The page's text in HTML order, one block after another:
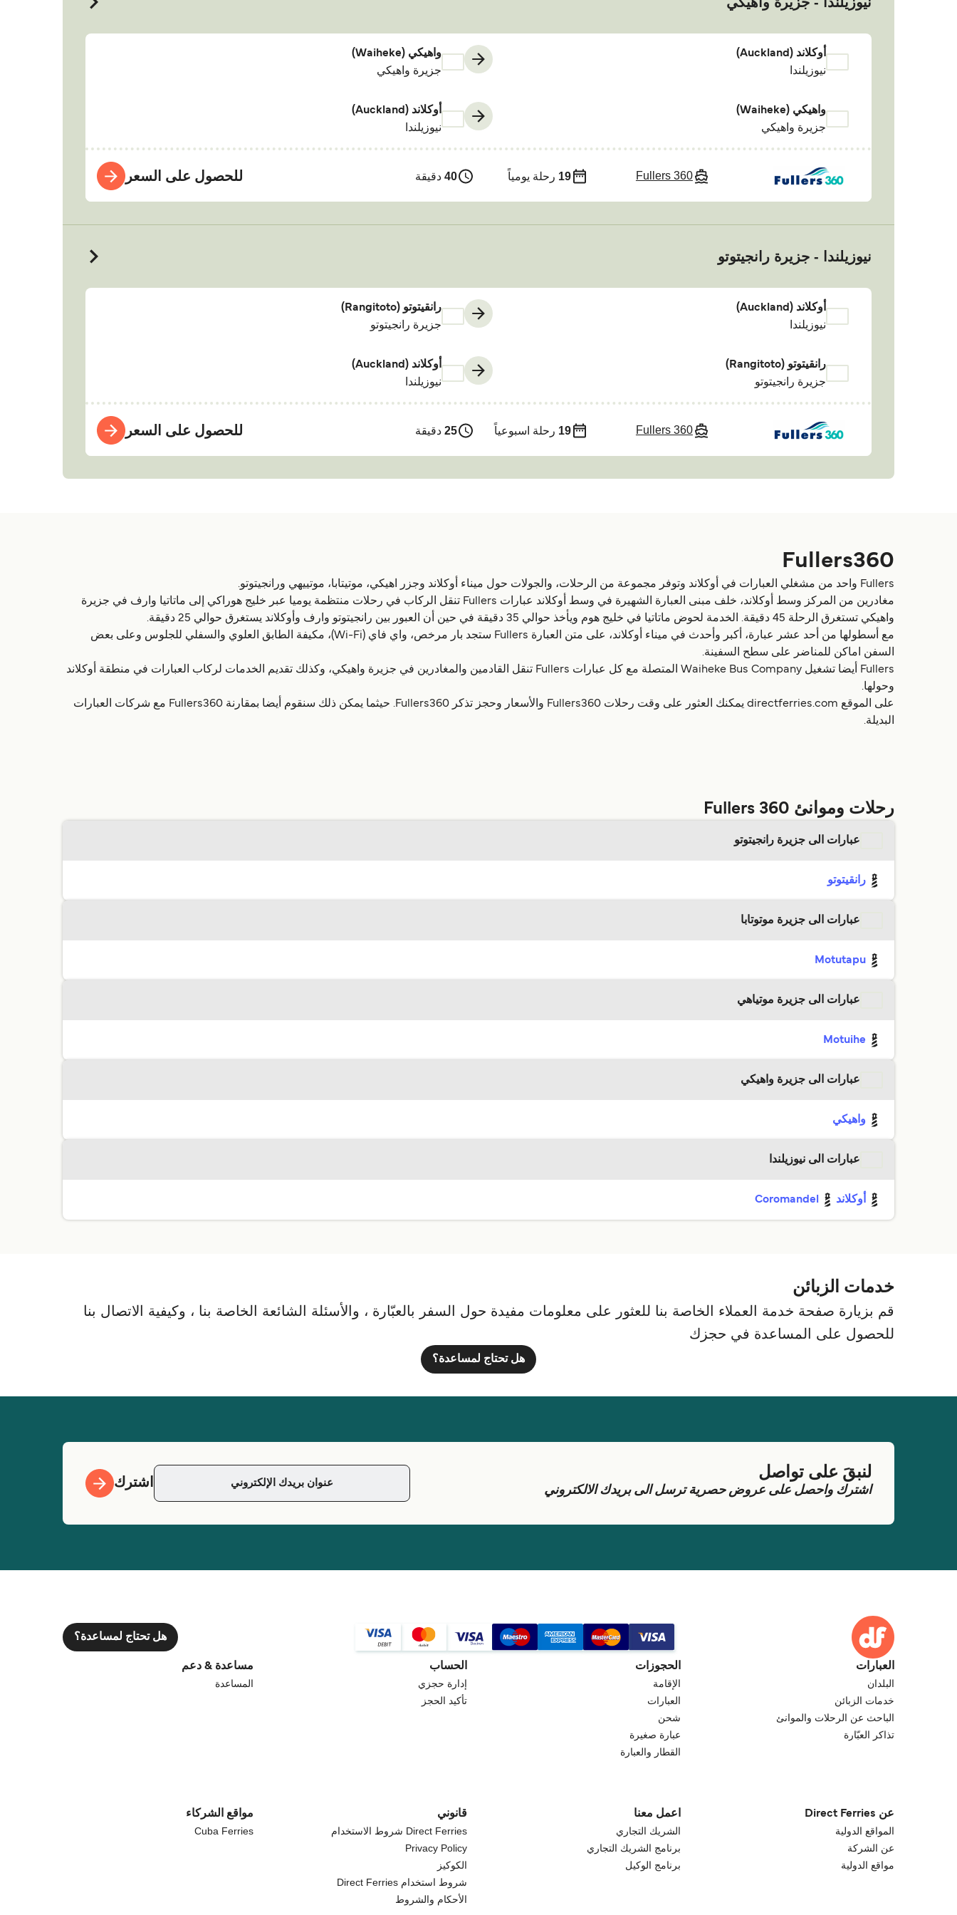
أوكلاند (Auckland)
نيوزيلندا
واهيكي (Waiheke)
جزيرة واهيكي
واهيكي (Waiheke)
جزيرة واهيكي
أوكلاند (Auckland)
نيوزيلندا
Fullers 360
19 رحلة يومياً 40 دقيقة للحصول على السعر
نيوزيلندا - جزيرة رانجيتوتو
أوكلاند (Auckland)
نيوزيلندا
رانقيتوتو (Rangitoto)
جزيرة رانجيتوتو
رانقيتوتو (Rangitoto)
جزيرة رانجيتوتو
أوكلاند (Auckland)
نيوزيلندا
Fullers 360
19 رحلة اسبوعياً 25 دقيقة للحصول على السعر
Fullers360
Fullers واحد من مشغلي العبارات في أوكلاند وتوفر مجموعة من الرحلات، والجولات حول ميناء أوكلاند وجزر اهيكي، موتيتابا، موتييهي ورانجيتوتو.
مغادرين من المركز وسط أوكلاند، خلف مبنى العبارة الشهيرة في وسط أوكلاند عبارات Fullers تنقل الركاب في رحلات منتظمة يوميا عبر خليج هوراكي إلى ماتاتيا وارف في جزيرة
واهيكي تستغرق الرحلة 45 دقيقة. الخدمة لحوض ماتاتيا في خليج هوم ويأخذ حوالي 35 دقيقة في حين أن العبور بين رانجيتوتو وارف وأوكلاند يستغرق حوالي 25 دقيقة.
مع أسطولها من أحد عشر عبارة، أكبر وأحدث في ميناء أوكلاند، على متن العبارة Fullers ستجد بار مرخص، واي فاي (Wi-Fi)، مكيفة الطابق العلوي والسفلي للجلوس وعلى بعض
السفن اماكن للمناضر على سطح السفينة.
Fullers أيضا تشغيل Waiheke Bus Company المتصلة مع كل عبارات Fullers تنقل القادمين والمغادرين في جزيرة واهيكي، وكذلك تقديم الخدمات لركاب العبارات في منطقة أوكلاند
وحولها.
على الموقع directferries.com يمكنك العثور على وقت رحلات Fullers360 والأسعار وحجز تذكر Fullers360. حيثما يمكن ذلك سنقوم أيضا بمقارنة Fullers360 مع شركات العبارات
البديلة.
رحلات وموانئ Fullers 360
عبارات الى جزيرة رانجيتوتو
رانقيتوتو
عبارات الى جزيرة موتوتابا
Motutapu
عبارات الى جزيرة موتياهي
Motuihe
عبارات الى جزيرة واهيكي
واهيكي
عبارات الى نيوزيلندا
أوكلاند Coromandel
خدمات الزبائن
قم بزيارة صفحة خدمة العملاء الخاصة بنا للعثور على معلومات مفيدة حول السفر بالعبّارة ، والأسئلة الشائعة الخاصة بنا ، وكيفية الاتصال بنا
للحصول على المساعدة في حجزك
هل تحتاج لمساعدة؟
لنبقَ على تواصل
اشترك واحصل على عروض حصرية ترسل الى بريدك الالكتروني اشترك
هل تحتاج لمساعدة؟
العبارات
البلدان
خدمات الزبائن
الباحث عن الرحلات والموانئ
تذاكر العبّارة
الحجوزات
الإقامة
العبارات
شحن
عبارة صغيرة
القطار والعبارة
الحساب
إدارة حجزي
تأكيد الحجز
مساعدة & دعم
المساعدة
عن Direct Ferries
المواقع الدولية
عن الشركة
مواقع الدولية
اعمل معنا
الشريك التجاري
برنامج الشريك التجاري
برنامج الوكيل
قانوني
Direct Ferries شروط الاستخدام
Privacy Policy
الكوكيز
شروط استخدام Direct Ferries
الأحكام والشروط
مواقع الشركاء
Cuba Ferries